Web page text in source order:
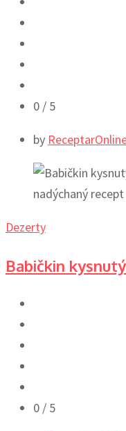
0 / 5
by
Dezerty
Babičkin
0 / 5